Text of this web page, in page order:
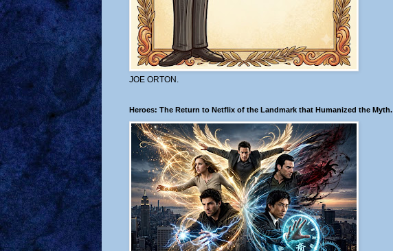
JOE ORTON.
Heroes: The Return to Netflix of the Landmark that Humanized the Myth.